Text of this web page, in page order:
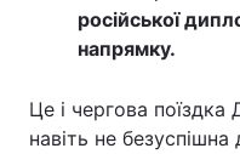
російської
напрямку.
Це і чергова
навіть не